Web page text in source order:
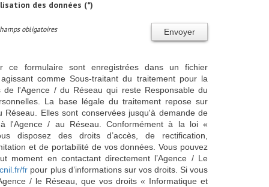
des données (*)
Envoyer
obligatoires
ce formulaire sont enregistrées dans un fichier
comme Sous-traitant du traitement pour la
de l'Agence / du Réseau qui reste Responsable du
La base légale du traitement repose sur
Elles sont conservées jusqu'à demande de
l'Agence / au Réseau. Conformément à la loi «
disposez des droits d’accès, de rectification,
et de portabilité de vos données. Vous pouvez
moment en contactant directement l’Agence / Le
fr pour plus d’informations sur vos droits. Si vous
/ le Réseau, que vos droits « Informatique et